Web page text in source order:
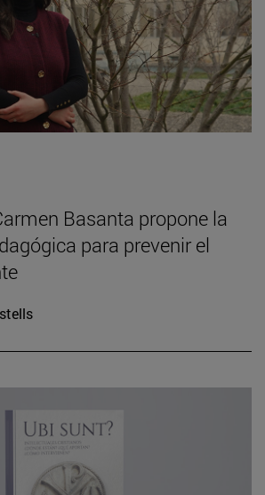
Basanta propone la
para prevenir el